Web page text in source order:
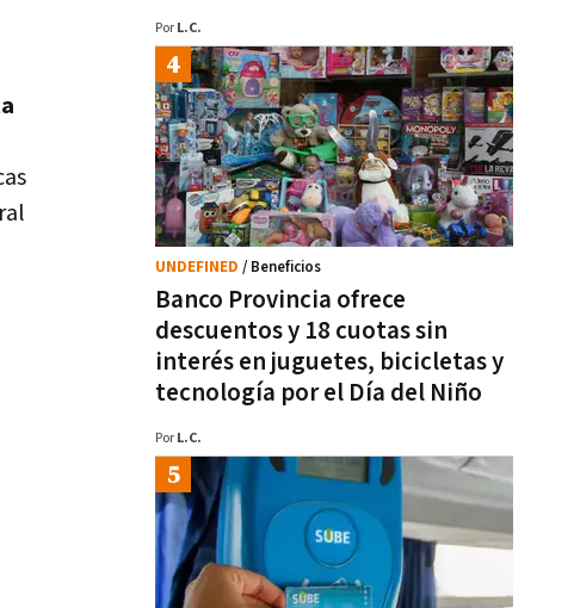
Por L.C.
Banco Provincia ofrece
descuentos y 18 cuotas sin
interés en juguetes, bicicletas y
tecnología por el Día del Niño
UNDEFINED / Beneficios
Por L.C.